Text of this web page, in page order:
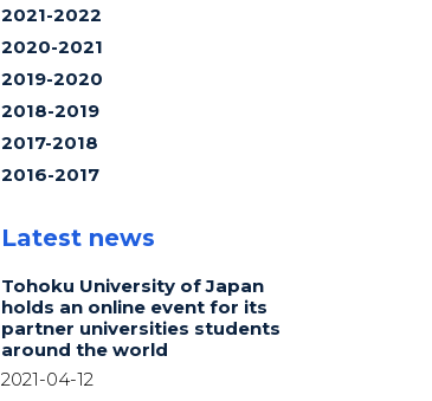
2021-2022
2020-2021
2019-2020
2018-2019
2017-2018
2016-2017
Latest news
Tohoku University of Japan
holds an online event for its
partner universities students
around the world
2021-04-12